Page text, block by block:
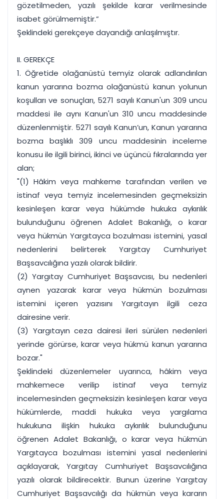
gözetilmeden, yazılı şekilde karar verilmesinde
isabet görülmemiştir.”
Şeklindeki gerekçeye dayandığı anlaşılmıştır.
II. GEREKÇE
1. Öğretide olağanüstü temyiz olarak adlandırılan
kanun yararına bozma olağanüstü kanun yolunun
koşulları ve sonuçları, 5271 sayılı Kanun'un 309 uncu
maddesi ile aynı Kanun'un 310 uncu maddesinde
düzenlenmiştir. 5271 sayılı Kanun’un, Kanun yararına
bozma başlıklı 309 uncu maddesinin inceleme
konusu ile ilgili birinci, ikinci ve üçüncü fıkralarında yer
alan;
"(1) Hâkim veya mahkeme tarafından verilen ve
istinaf veya temyiz incelemesinden geçmeksizin
kesinleşen karar veya hükümde hukuka aykırılık
bulunduğunu öğrenen Adalet Bakanlığı, o karar
veya hükmün Yargıtayca bozulması istemini, yasal
nedenlerini belirterek Yargıtay Cumhuriyet
Başsavcılığına yazılı olarak bildirir.
(2) Yargıtay Cumhuriyet Başsavcısı, bu nedenleri
aynen yazarak karar veya hükmün bozulması
istemini içeren yazısını Yargıtayın ilgili ceza
dairesine verir.
(3) Yargıtayın ceza dairesi ileri sürülen nedenleri
yerinde görürse, karar veya hükmü kanun yararına
bozar."
Şeklindeki düzenlemeler uyarınca, hâkim veya
mahkemece verilip istinaf veya temyiz
incelemesinden geçmeksizin kesinleşen karar veya
hükümlerde, maddi hukuka veya yargılama
hukukuna ilişkin hukuka aykırılık bulunduğunu
öğrenen Adalet Bakanlığı, o karar veya hükmün
Yargıtayca bozulması istemini yasal nedenlerini
açıklayarak, Yargıtay Cumhuriyet Başsavcılığına
yazılı olarak bildirecektir. Bunun üzerine Yargıtay
Cumhuriyet Başsavcılığı da hükmün veya kararın